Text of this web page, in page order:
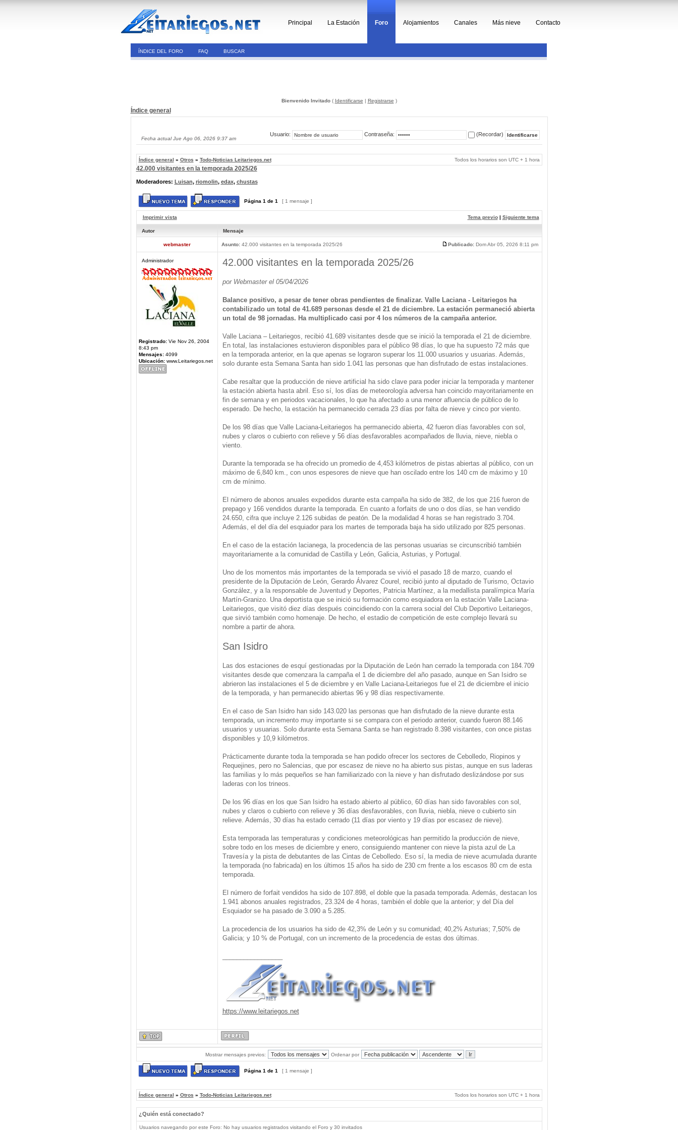
Principal La Estación Foro Alojamientos Canales Más nieve Contacto
ÍNDICE DEL FORO FAQ BUSCAR
Bienvenido Invitado( Identificarse | Registrarse )
Índice general
Fecha actual Jue Ago 06, 2026 9:37 am
Usuario: Contraseña: (Recordar)
Índice general » Otros » Todo-Noticias Leitariegos.net Todos los horarios son UTC + 1 hora
42.000 visitantes en la temporada 2025/26
Moderadores: Luisan, riomolin, edax, chustas
Página 1 de 1 [ 1 mensaje ]
Imprimir vista Tema previo| Siguiente tema
Autor Mensaje
webmaster Asunto:42.000 visitantes en la temporada 2025/26 Publicado:Dom Abr 05, 2026 8:11 pm
Administrador
Registrado:Vie Nov 26, 2004
8:43 pm
Mensajes:4099
Ubicación:www.Leitariegos.net
42.000 visitantes en la temporada 2025/26
por Webmaster el 05/04/2026
Balance positivo, a pesar de tener obras pendientes de finalizar. Valle Laciana - Leitariegos ha
contabilizado un total de 41.689 personas desde el 21 de diciembre. La estación permaneció abierta
un total de 98 jornadas. Ha multiplicado casi por 4 los números de la campaña anterior.
Valle Laciana – Leitariegos, recibió 41.689 visitantes desde que se inició la temporada el 21 de diciembre.
En total, las instalaciones estuvieron disponibles para el público 98 días, lo que ha supuesto 72 más que
en la temporada anterior, en la que apenas se lograron superar los 11.000 usuarios y usuarias. Además,
solo durante esta Semana Santa han sido 1.041 las personas que han disfrutado de estas instalaciones.
Cabe resaltar que la producción de nieve artificial ha sido clave para poder iniciar la temporada y mantener
la estación abierta hasta abril. Eso sí, los días de meteorología adversa han coincido mayoritariamente en
fin de semana y en periodos vacacionales, lo que ha afectado a una menor afluencia de público de lo
esperado. De hecho, la estación ha permanecido cerrada 23 días por falta de nieve y cinco por viento.
De los 98 días que Valle Laciana-Leitariegos ha permanecido abierta, 42 fueron días favorables con sol,
nubes y claros o cubierto con relieve y 56 días desfavorables acompañados de lluvia, nieve, niebla o
viento.
Durante la temporada se ha ofrecido un promedio de 4,453 kilómetros de pistas abiertas al público, con un
máximo de 6,840 km., con unos espesores de nieve que han oscilado entre los 140 cm de máximo y 10
cm de mínimo.
El número de abonos anuales expedidos durante esta campaña ha sido de 382, de los que 216 fueron de
prepago y 166 vendidos durante la temporada. En cuanto a forfaits de uno o dos días, se han vendido
24.650, cifra que incluye 2.126 subidas de peatón. De la modalidad 4 horas se han registrado 3.704.
Además, el del día del esquiador para los martes de temporada baja ha sido utilizado por 825 personas.
En el caso de la estación lacianega, la procedencia de las personas usuarias se circunscribió también
mayoritariamente a la comunidad de Castilla y León, Galicia, Asturias, y Portugal.
Uno de los momentos más importantes de la temporada se vivió el pasado 18 de marzo, cuando el
presidente de la Diputación de León, Gerardo Álvarez Courel, recibió junto al diputado de Turismo, Octavio
González, y a la responsable de Juventud y Deportes, Patricia Martínez, a la medallista paralímpica María
Martín-Granizo. Una deportista que se inició su formación como esquiadora en la estación Valle Laciana-
Leitariegos, que visitó diez días después coincidiendo con la carrera social del Club Deportivo Leitariegos,
que sirvió también como homenaje. De hecho, el estadio de competición de este complejo llevará su
nombre a partir de ahora.
San Isidro
Las dos estaciones de esquí gestionadas por la Diputación de León han cerrado la temporada con 184.709
visitantes desde que comenzara la campaña el 1 de diciembre del año pasado, aunque en San Isidro se
abrieron las instalaciones el 5 de diciembre y en Valle Laciana-Leitariegos fue el 21 de diciembre el inicio
de la temporada, y han permanecido abiertas 96 y 98 días respectivamente.
En el caso de San Isidro han sido 143.020 las personas que han disfrutado de la nieve durante esta
temporada, un incremento muy importante si se compara con el periodo anterior, cuando fueron 88.146
usuarios y usuarias. Solo durante esta Semana Santa se han registrado 8.398 visitantes, con once pistas
disponibles y 10,9 kilómetros.
Prácticamente durante toda la temporada se han podido ofrecer los sectores de Cebolledo, Riopinos y
Requejines, pero no Salencias, que por escasez de nieve no ha abierto sus pistas, aunque en sus laderas
las familias y lo más pequeños se han familiarizado con la nieve y han disfrutado deslizándose por sus
laderas con los trineos.
De los 96 días en los que San Isidro ha estado abierto al público, 60 días han sido favorables con sol,
nubes y claros o cubierto con relieve y 36 días desfavorables, con lluvia, niebla, nieve o cubierto sin
relieve. Además, 30 días ha estado cerrado (11 días por viento y 19 días por escasez de nieve).
Esta temporada las temperaturas y condiciones meteorológicas han permitido la producción de nieve,
sobre todo en los meses de diciembre y enero, consiguiendo mantener con nieve la pista azul de La
Travesía y la pista de debutantes de las Cintas de Cebolledo. Eso sí, la media de nieve acumulada durante
la temporada (no fabricada) en los últimos 15 años ha sido de 230 cm frente a los escasos 80 cm de esta
temporada.
El número de forfait vendidos ha sido de 107.898, el doble que la pasada temporada. Además, destacan los
1.941 abonos anuales registrados, 23.324 de 4 horas, también el doble que la anterior; y del Día del
Esquiador se ha pasado de 3.090 a 5.285.
La procedencia de los usuarios ha sido de 42,3% de León y su comunidad; 40,2% Asturias; 7,50% de
Galicia; y 10 % de Portugal, con un incremento de la procedencia de estas dos últimas.
https://www.leitariegos.net
Mostrar mensajes previos: Ordenar por
Página 1 de 1 [ 1 mensaje ]
Índice general » Otros » Todo-Noticias Leitariegos.net Todos los horarios son UTC + 1 hora
¿Quién está conectado?
Usuarios navegando por este Foro: No hay usuarios registrados visitando el Foro y 30 invitados